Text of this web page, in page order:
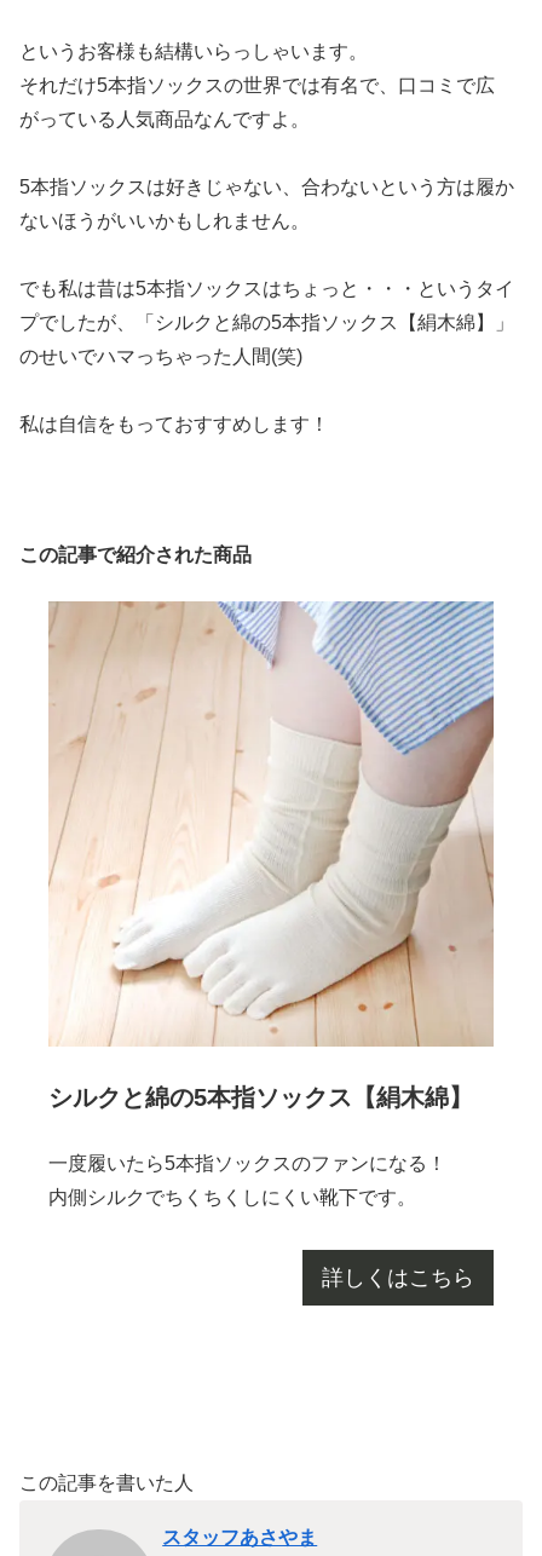
というお客様も結構いらっしゃいます。
それだけ5本指ソックスの世界では有名で、口コミで広
がっている人気商品なんですよ。
5本指ソックスは好きじゃない、合わないという方は履か
ないほうがいいかもしれません。
でも私は昔は5本指ソックスはちょっと・・・というタイ
プでしたが、「シルクと綿の5本指ソックス【絹木綿】」
のせいでハマっちゃった人間(笑)
私は自信をもっておすすめします！
この記事で紹介された商品
シルクと綿の5本指ソックス【絹木綿】
一度履いたら5本指ソックスのファンになる！
内側シルクでちくちくしにくい靴下です。
詳しくはこちら
この記事を書いた人
スタッフあさやま